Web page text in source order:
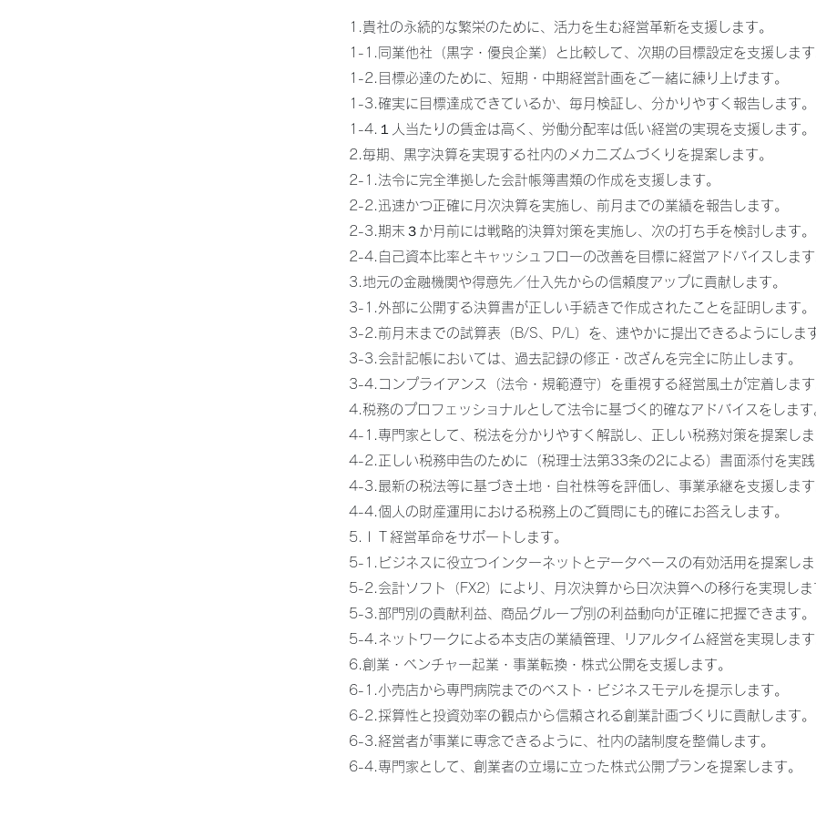
1.貴社の永続的な繁栄のために、活力を生む経営革新を支援します。
1-1.同業他社（黒字・優良企業）と比較して、次期の目標設定を支援します
1-2.目標必達のために、短期・中期経営計画をご一緒に練り上げます。
1-3.確実に目標達成できているか、毎月検証し、分かりやすく報告します。
1-4.１人当たりの賃金は高く、労働分配率は低い経営の実現を支援します。
2.毎期、黒字決算を実現する社内のメカニズムづくりを提案します。
2-1.法令に完全準拠した会計帳簿書類の作成を支援します。
2-2.迅速かつ正確に月次決算を実施し、前月までの業績を報告します。
2-3.期末３か月前には戦略的決算対策を実施し、次の打ち手を検討します。
2-4.自己資本比率とキャッシュフローの改善を目標に経営アドバイスします
3.地元の金融機関や得意先／仕入先からの信頼度アップに貢献します。
3-1.外部に公開する決算書が正しい手続きで作成されたことを証明します。
3-2.前月末までの試算表（B/S、P/L）を、速やかに提出できるようにします
3-3.会計記帳においては、過去記録の修正・改ざんを完全に防止します。
3-4.コンプライアンス（法令・規範遵守）を重視する経営風土が定着します
4.税務のプロフェッショナルとして法令に基づく的確なアドバイスをします
4-1.専門家として、税法を分かりやすく解説し、正しい税務対策を提案しま
4-2.正しい税務申告のために（税理士法第33条の2による）書面添付を実践
4-3.最新の税法等に基づき土地・自社株等を評価し、事業承継を支援します
4-4.個人の財産運用における税務上のご質問にも的確にお答えします。
5.ＩＴ経営革命をサポートします。
5-1.ビジネスに役立つインターネットとデータベースの有効活用を提案しま
5-2.会計ソフト（FX2）により、月次決算から日次決算への移行を実現しま
5-3.部門別の貢献利益、商品グループ別の利益動向が正確に把握できます。
5-4.ネットワークによる本支店の業績管理、リアルタイム経営を実現します
6.創業・ベンチャー起業・事業転換・株式公開を支援します。
6-1.小売店から専門病院までのベスト・ビジネスモデルを提示します。
6-2.採算性と投資効率の観点から信頼される創業計画づくりに貢献します。
6-3.経営者が事業に専念できるように、社内の諸制度を整備します。
6-4.専門家として、創業者の立場に立った株式公開プランを提案します。